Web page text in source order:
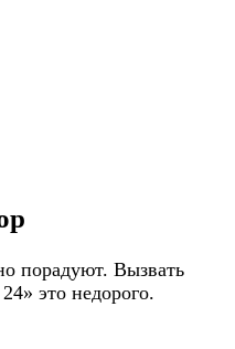
порадуют. Вызвать
это недорого.